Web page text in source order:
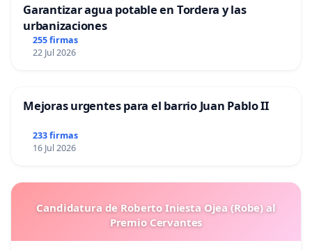
Garantizar agua potable en Tordera y las
urbanizaciones
255 firmas
22 Jul 2026
Mejoras urgentes para el barrio Juan Pablo II
233 firmas
16 Jul 2026
Candidatura de Roberto Iniesta Ojea (Robe) al
Premio Cervantes